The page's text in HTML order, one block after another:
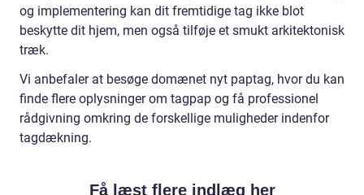
og implementering kan dit fremtidige tag ikke blot
beskytte dit hjem, men også tilføje et smukt arkitektonisk
træk.
Vi anbefaler at besøge domænet nyt paptag, hvor du kan
finde flere oplysninger om tagpap og få professionel
rådgivning omkring de forskellige muligheder indenfor
tagdækning.
Få læst flere indlæg her